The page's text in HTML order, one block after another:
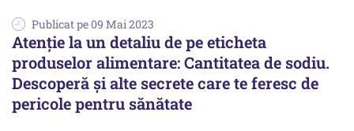
Publicat pe 09 Mai 2023
Atenție la un detaliu de pe eticheta
produselor alimentare: Cantitatea de sodiu.
Descoperă și alte secrete care te feresc de
pericole pentru sănătate